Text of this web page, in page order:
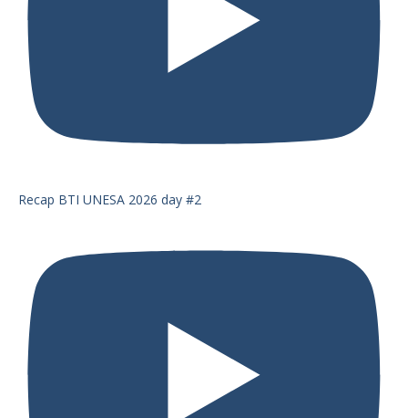
Recap BTI UNESA 2026 day #2